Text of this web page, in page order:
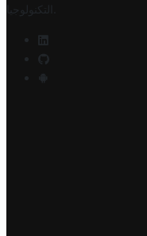
التكنولوجيا